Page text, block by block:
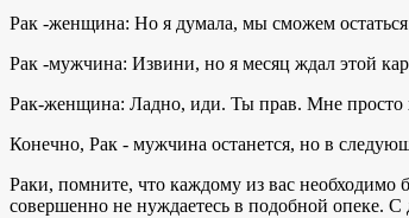
Рак -женщина: Но я думала, мы сможем
Рак -мужчина: Извини, но я месяц ждал этой
Рак-женщина: Ладно, иди. Ты прав. Мне просто
Конечно, Рак - мужчина останется, но в
Раки, помните, что каждому из вас необходимо
совершенно не нуждаетесь в подобной опеке. С